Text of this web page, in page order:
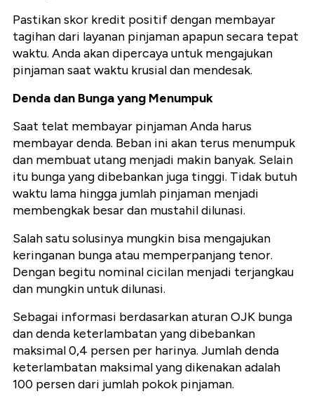
Pastikan skor kredit positif dengan membayar
tagihan dari layanan pinjaman apapun secara tepat
waktu. Anda akan dipercaya untuk mengajukan
pinjaman saat waktu krusial dan mendesak.
Denda dan Bunga yang Menumpuk
Saat telat membayar pinjaman Anda harus
membayar denda. Beban ini akan terus menumpuk
dan membuat utang menjadi makin banyak. Selain
itu bunga yang dibebankan juga tinggi. Tidak butuh
waktu lama hingga jumlah pinjaman menjadi
membengkak besar dan mustahil dilunasi.
Salah satu solusinya mungkin bisa mengajukan
keringanan bunga atau memperpanjang tenor.
Dengan begitu nominal cicilan menjadi terjangkau
dan mungkin untuk dilunasi.
Sebagai informasi berdasarkan aturan OJK bunga
dan denda keterlambatan yang dibebankan
maksimal 0,4 persen per harinya. Jumlah denda
keterlambatan maksimal yang dikenakan adalah
100 persen dari jumlah pokok pinjaman.